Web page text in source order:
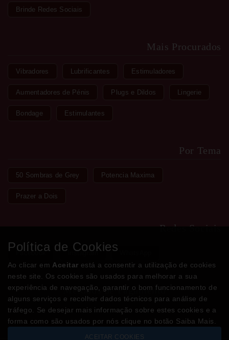
Brinde Redes Sociais
Mais Procurados
Vibradores Lubrificantes Estimuladores
Aumentadores de Pénis Plugs e Dildos Lingerie
Bondage Estimulantes
Por Tema
50 Sombras de Grey Potencia Maxima
Prazer a Dois
Redes Sociais
Facebook Instagram
Métodos de Pagamento
Política de Cookies
Ao clicar em Aceitar está a consentir a utilização de cookies
neste site. Os cookies são usados para melhorar a sua
experiência de navegação, garantir o bom funcionamento de
alguns serviços e recolher dados técnicos para análise de
tráfego. Se desejar mais informação sobre estes cookies e a
forma como são usados por nós clique no botão Saiba Mais.
ACEITAR COOKIES